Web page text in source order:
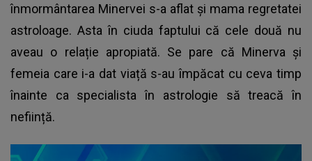
înmormântarea Minervei s-a aflat și mama regretatei
astroloage. Asta în ciuda faptului că cele două nu
aveau o relație apropiată. Se pare că Minerva și
femeia care i-a dat viață s-au împăcat cu ceva timp
înainte ca specialista în astrologie să treacă în
neființă.